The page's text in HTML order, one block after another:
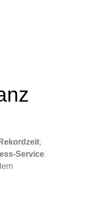
Rekordzeit,
Service